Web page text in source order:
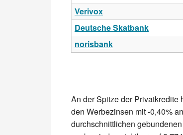
Verivox
Deutsche Skatbank
norisbank
An der Spitze der Privatkredite
den Werbezinsen mit -0,40%
durchschnittlichen